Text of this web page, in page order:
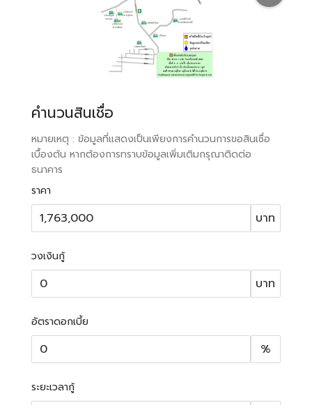
คำนวนสินเชื่อ
หมายเหตุ : ข้อมูลที่แสดงเป็นเพียงการคำนวนการขอสินเชื่อ
เบื้องต้น หากต้องการทราบข้อมูลเพิ่มเติมกรุณาติดต่อ
ธนาคาร
ราคา
บาท
วงเงินกู้
บาท
อัตราดอกเบี้ย
%
ระยะเวลากู้